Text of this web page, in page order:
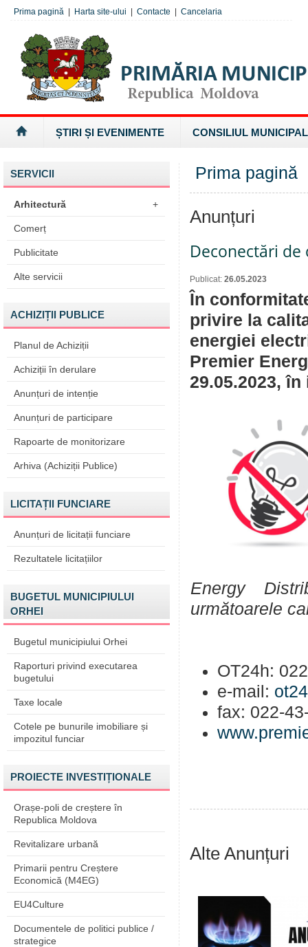
Prima pagină Harta site-ului Contacte Cancelaria
ȘTIRI ȘI EVENIMENTE CONSILIUL MUNICIPAL
SERVICII
Arhitectură +
Comerț
Publicitate
Alte servicii
ACHIZIȚII PUBLICE
Planul de Achiziții
Achiziții în derulare
Anunțuri de intenție
Anunțuri de participare
Rapoarte de monitorizare
Arhiva (Achiziții Publice)
LICITAȚII FUNCIARE
Anunțuri de licitații funciare
Rezultatele licitațiilor
BUGETUL MUNICIPIULUI
ORHEI
Bugetul municipiului Orhei
Raporturi privind executarea
bugetului
Taxe locale
Cotele pe bunurile imobiliare și
impozitul funciar
PROIECTE INVESTIȚIONALE
Orașe-poli de creștere în
Republica Moldova
Revitalizare urbană
Primarii pentru Creștere
Economică (M4EG)
EU4Culture
Documentele de politici publice /
strategice
Prima pagină
Anunțuri
Deconectări
Publicat: 26.05.2023
În
privire la
energiei
Premier
29.05.2023,
Energy
următoarele
OT24h:
e-mail:
fax: 022-
Alte Anunțuri